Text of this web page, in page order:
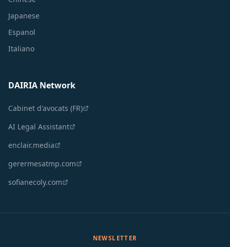
Japanese
Espanol
Italiano
DAIRIA Network
Cabinet d'avocats (FR)
AI Legal Assistant
enclair.media
gerermesatmp.com
sofianecoly.com
NEWSLETTER